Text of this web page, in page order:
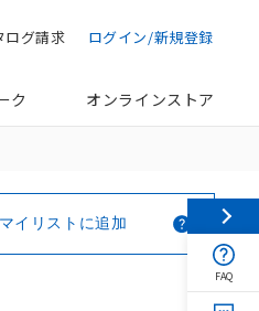
ログイン/新規登録
ログ請求
ク オンラインストア
マイリストに追加
FAQ